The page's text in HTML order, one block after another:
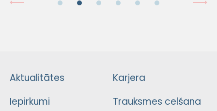
Aktualitātes
Iepirkumi
Karjera
Trauksmes celšana